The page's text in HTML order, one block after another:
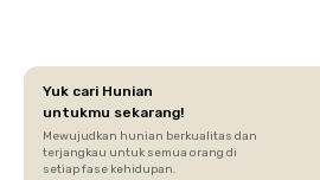
Yuk cari Hunian
untukmu sekarang!
Mewujudkan hunian berkualitas dan
terjangkau untuk semua orang di
setiap fase kehidupan.